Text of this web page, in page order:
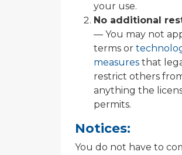
your use.
No additional
— You may not
terms or
measures that
restrict others
anything the
permits.
Notices:
You do not have to